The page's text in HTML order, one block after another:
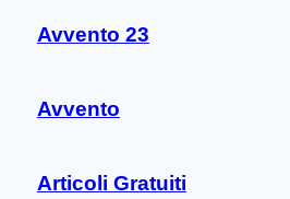
Avvento 23
Avvento
Articoli Gratuiti